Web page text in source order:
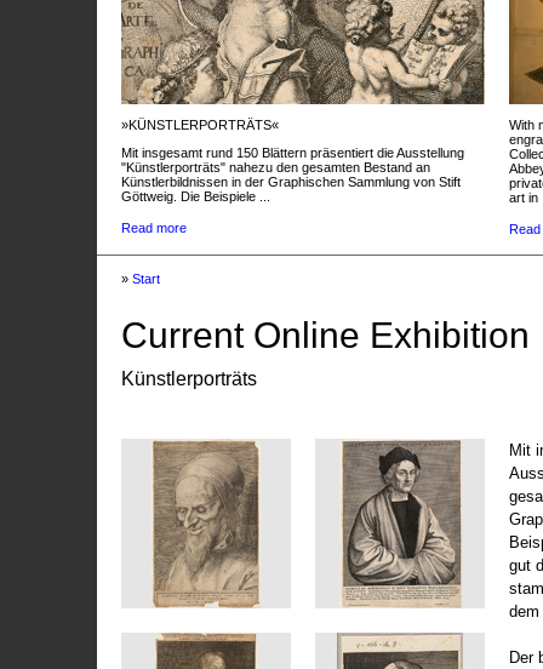
»KÜNSTLERPORTRÄTS«
Mit insgesamt rund 150 Blättern präsentiert die Ausstellung
"Künstlerporträts" nahezu den gesamten Bestand an
Künstlerbildnissen in der Graphischen Sammlung von Stift
Göttweig. Die Beispiele ...
Read more
With
art in
» Start
Current Online Exhibition
Künstlerporträts
Mit
gut
dem
Der